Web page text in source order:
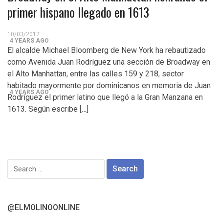
Control del Senado EUA en juego en 2da vuelta
4 YEARS AGO
¡Finalmente! Cámara de Representantes obtiene
declaraciones de impuestos de Donald Trump
4 YEARS AGO
¡Culpable! Jurado en Washington D.C. falla en contra
primer hispano llegado en 1613
10/03/2012
El alcalde Michael Bloomberg de New York ha rebautizado
como Avenida Juan Rodríguez una sección de Broadway en
el Alto Manhattan, entre las calles 159 y 218, sector
habitado mayormente por dominicanos en memoria de Juan
Rodríguez el primer latino que llegó a la Gran Manzana en
1613. Según escribe […]
Search
@ELMOLINOONLINE